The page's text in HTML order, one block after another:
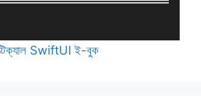
SwiftUI ই-বুক